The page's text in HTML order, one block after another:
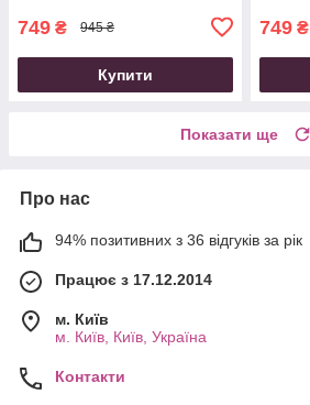
749 ₴ 945 ₴
Купити
749 ₴
Показати ще
Про нас
94% позитивних з 36 відгуків за рік
Працює з 17.12.2014
м. Київ
м. Київ, Київ, Україна
Контакти